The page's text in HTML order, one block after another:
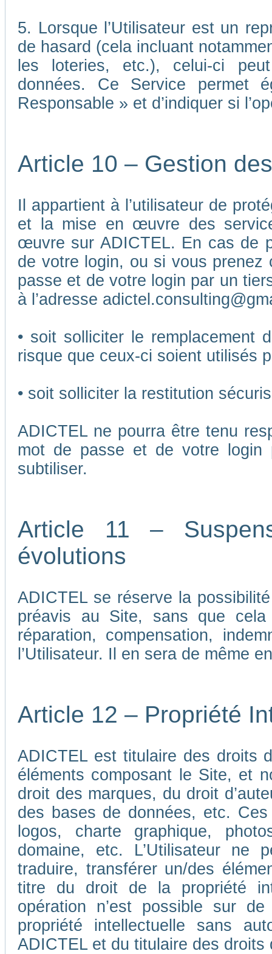
5. Lorsque l’Utilisateur est un
de hasard (cela incluant
les loteries, etc.), celui-ci
données. Ce Service permet
Responsable » et d’indiquer si
Article 10 – Gestion
Il appartient à l’utilisateur de
et la mise en œuvre des
œuvre sur ADICTEL. En cas de
de votre login, ou si vous prenez
passe et de votre login par un
à l’adresse
• soit solliciter le
risque que ceux-ci soient utilisés
• soit solliciter la restitution
ADICTEL ne pourra être tenu
mot de passe et de votre
subtiliser.
Article 11 –
évolutions
ADICTEL se réserve la
préavis au Site, sans que
réparation, compensation,
l’Utilisateur. Il en sera de même
Article 12 – Propriété
ADICTEL est titulaire des droits
éléments composant le Site, et
droit des marques, du droit
des bases de données, etc.
logos, charte graphique,
domaine, etc. L’Utilisateur ne
traduire, transférer un/des
titre du droit de la propriété
opération n’est possible sur
propriété intellectuelle sans
ADICTEL et du titulaire des